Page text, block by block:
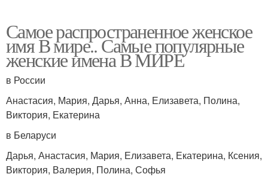
Самое распространенное женское
имя В мире.. Самые популярные
женские имена В МИРЕ
в России
Анастасия, Мария, Дарья, Анна, Елизавета, Полина,
Виктория, Екатерина
в Беларуси
Дарья, Анастасия, Мария, Елизавета, Екатерина, Ксения,
Виктория, Валерия, Полина, Софья